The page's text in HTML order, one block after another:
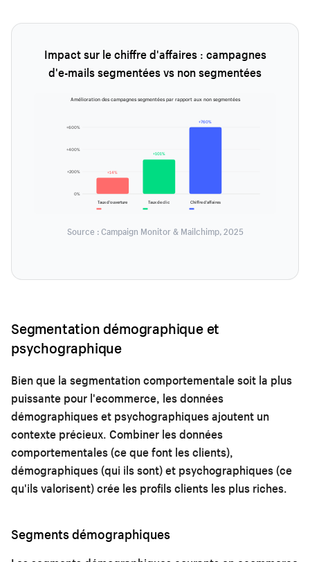
Impact sur le chiffre d'affaires : campagnes
d'e-mails segmentées vs non segmentées
0%
+200%
+400%
+600%
+14%
Taux d'ouverture
+101%
Taux de clic
+760%
Chiffre d'affaires
Amélioration des campagnes segmentées par rapport aux non segmentées
Source : Campaign Monitor & Mailchimp, 2025
Segmentation démographique et
psychographique
Bien que la segmentation comportementale soit la plus
puissante pour l'ecommerce, les données
démographiques et psychographiques ajoutent un
contexte précieux. Combiner les données
comportementales (ce que font les clients),
démographiques (qui ils sont) et psychographiques (ce
qu'ils valorisent) crée les profils clients les plus riches.
Segments démographiques